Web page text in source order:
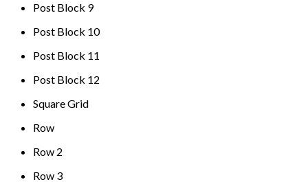
Post Block 9
Post Block 10
Post Block 11
Post Block 12
Square Grid
Row
Row 2
Row 3